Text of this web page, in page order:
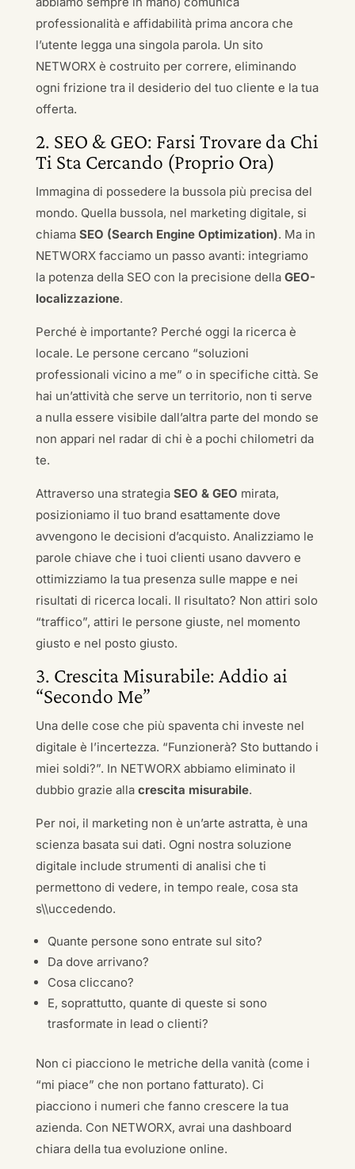
professionalità e affidabilità prima ancora che
l’utente legga una singola parola. Un sito
NETWORX è costruito per correre, eliminando
ogni frizione tra il desiderio del tuo cliente e la tua
offerta.
2. SEO & GEO: Farsi Trovare da Chi
Ti Sta Cercando (Proprio Ora)
Immagina di possedere la bussola più precisa del
mondo. Quella bussola, nel marketing digitale, si
chiama SEO (Search Engine Optimization). Ma in
NETWORX facciamo un passo avanti: integriamo
la potenza della SEO con la precisione della GEO-
localizzazione.
Perché è importante? Perché oggi la ricerca è
locale. Le persone cercano “soluzioni
professionali vicino a me” o in specifiche città. Se
hai un’attività che serve un territorio, non ti serve
a nulla essere visibile dall’altra parte del mondo se
non appari nel radar di chi è a pochi chilometri da
te.
Attraverso una strategia SEO & GEO mirata,
posizioniamo il tuo brand esattamente dove
avvengono le decisioni d’acquisto. Analizziamo le
parole chiave che i tuoi clienti usano davvero e
ottimizziamo la tua presenza sulle mappe e nei
risultati di ricerca locali. Il risultato? Non attiri solo
“traffico”, attiri le persone giuste, nel momento
giusto e nel posto giusto.
3. Crescita Misurabile: Addio ai
“Secondo Me”
Una delle cose che più spaventa chi investe nel
digitale è l’incertezza. “Funzionerà? Sto buttando i
miei soldi?”. In NETWORX abbiamo eliminato il
dubbio grazie alla crescita misurabile.
Per noi, il marketing non è un’arte astratta, è una
scienza basata sui dati. Ogni nostra soluzione
digitale include strumenti di analisi che ti
permettono di vedere, in tempo reale, cosa sta
s\\uccedendo.
Quante persone sono entrate sul sito?
Da dove arrivano?
Cosa cliccano?
E, soprattutto, quante di queste si sono
trasformate in lead o clienti?
Non ci piacciono le metriche della vanità (come i
“mi piace” che non portano fatturato). Ci
piacciono i numeri che fanno crescere la tua
azienda. Con NETWORX, avrai una dashboard
chiara della tua evoluzione online.